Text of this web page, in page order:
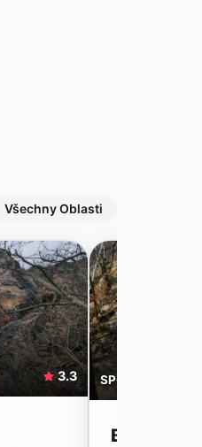
Všechny Oblasti
3.3 SPORTOVNÍ
BÍLÁ